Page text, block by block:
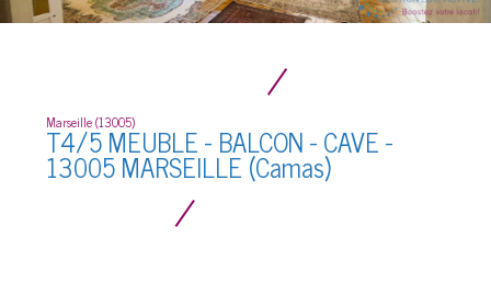
Marseille (13005)
T4/5 MEUBLE - BALCON - CAVE -
13005 MARSEILLE (Camas)